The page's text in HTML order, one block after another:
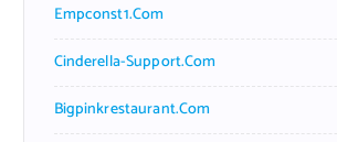
Empconst1.com
Cinderella-Support.com
Bigpinkrestaurant.com